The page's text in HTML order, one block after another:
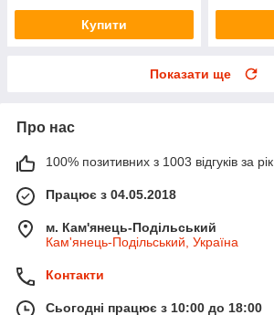
Купити
Показати ще
Про нас
100% позитивних з 1003 відгуків за рік
Працює з 04.05.2018
м. Кам'янець-Подільський
Кам'янець-Подільський, Україна
Контакти
Сьогодні працює з 10:00 до 18:00